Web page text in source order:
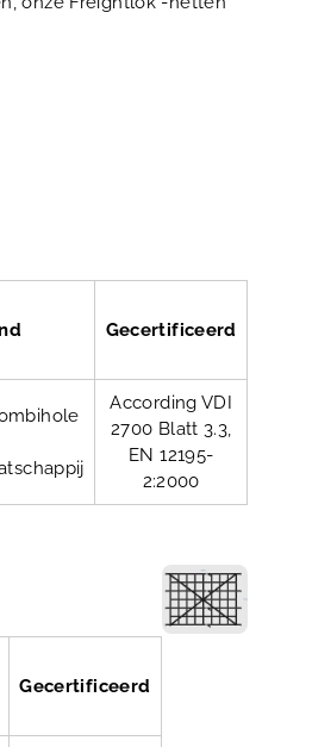
Gecertificeerd
According VDI
2700 Blatt 3.3,
EN 12195-
2:2000
Gecertificeerd